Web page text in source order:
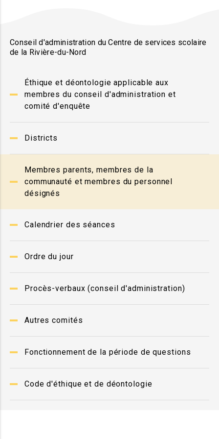
Conseil d'administration du Centre de services scolaire
de la Rivière-du-Nord
Éthique et déontologie applicable aux
membres du conseil d'administration et
comité d'enquête
Districts
Membres parents, membres de la
communauté et membres du personnel
désignés
Calendrier des séances
Ordre du jour
Procès-verbaux (conseil d'administration)
Autres comités
Fonctionnement de la période de questions
Code d'éthique et de déontologie